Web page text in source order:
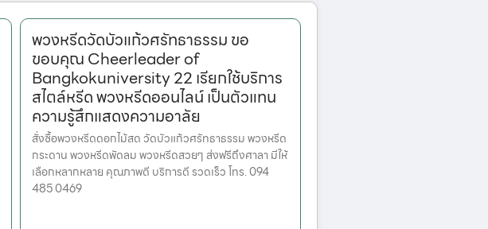
พวงหรีดวัดบัวแก้วศรัทธาธรรม ขอ
ขอบคุณ Cheerleader of
Bangkokuniversity 22 เรียกใช้บริการ
สไตล์หรีด พวงหรีดออนไลน์ เป็นตัวแทน
ความรู้สึกแสดงความอาลัย
สั่งซื้อพวงหรีดดอกไม้สด วัดบัวแก้วศรัทธาธรรม พวงหรีด
กระดาน พวงหรีดพัดลม พวงหรีดสวยๆ ส่งฟรีถึงศาลา มีให้
เลือกหลากหลาย คุณภาพดี บริการดี รวดเร็ว โทร. 094
485 0469